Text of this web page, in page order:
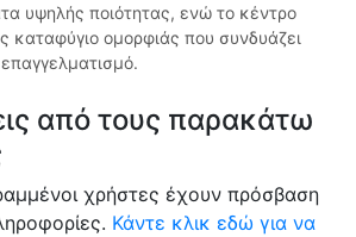
υψηλής ποιότητας, ενώ το κέντρο
καταφύγιο ομορφιάς που συνδυάζει
από τους παρακάτω
χρήστες έχουν πρόσβαση
Κάντε κλικ εδώ για να